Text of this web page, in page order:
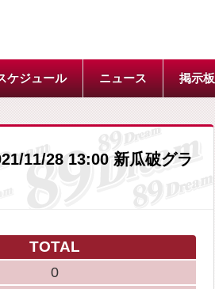
ケジュール ニュース 掲示板
11/28 13:00 新瓜破グラ
TOTAL
0